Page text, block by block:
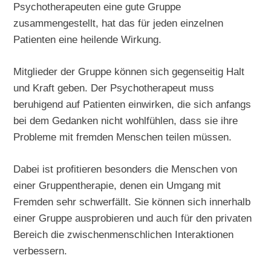
Psychotherapeuten eine gute Gruppe
zusammengestellt, hat das für jeden einzelnen
Patienten eine heilende Wirkung.
Mitglieder der Gruppe können sich gegenseitig Halt
und Kraft geben. Der Psychotherapeut muss
beruhigend auf Patienten einwirken, die sich anfangs
bei dem Gedanken nicht wohlfühlen, dass sie ihre
Probleme mit fremden Menschen teilen müssen.
Dabei ist profitieren besonders die Menschen von
einer Gruppentherapie, denen ein Umgang mit
Fremden sehr schwerfällt. Sie können sich innerhalb
einer Gruppe ausprobieren und auch für den privaten
Bereich die zwischenmenschlichen Interaktionen
verbessern.